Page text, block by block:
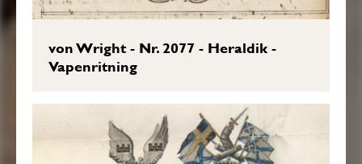
von Wright - Nr. 2077 - Heraldik -
Vapenritning